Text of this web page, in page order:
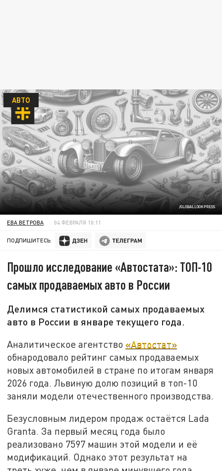
/GLOBALLOOKPRESS
АВТО
ЕВА ВЕТРОВА 04 ФЕВРАЛЯ 10:11
ПОДПИШИТЕСЬ:
Прошло исследование «Автостата»: ТОП-10
самых продаваемых авто в России
Делимся статистикой самых продаваемых
авто в России в январе текущего года.
Аналитическое агентство «Автостат»
обнародовало рейтинг самых продаваемых
новых автомобилей в стране по итогам января
2026 года. Львиную долю позиций в топ-10
заняли модели отечественного производства.
Безусловным лидером продаж остаётся Lada
Granta. За первый месяц года было
реализовано 7597 машин этой модели и её
модификаций. Однако этот результат на